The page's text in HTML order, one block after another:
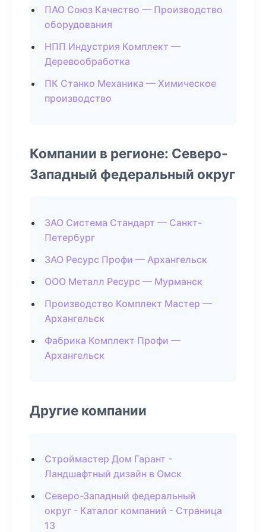
ПАО Союз Качество — Производство
оборудования
НПП Индустрия Комплект —
Деревообработка
ПК Станко Механика — Химическое
производство
Компании в регионе: Северо-
Западный федеральный округ
ЗАО Система Стандарт — Санкт-
Петербург
ЗАО Ресурс Профи — Архангельск
ООО Металл Ресурс — Мурманск
Производство Комплект Мастер —
Архангельск
Фабрика Комплект Профи —
Архангельск
Другие компании
Строймастер Дом Гарант -
Ландшафтный дизайн в Омск
Северо-Западный федеральный
округ - Каталог компаний - Страница
13